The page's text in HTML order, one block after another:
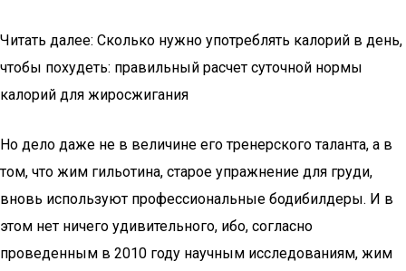
Читать далее: Сколько нужно употреблять калорий в день,
чтобы похудеть: правильный расчет суточной нормы
калорий для жиросжигания
Но дело даже не в величине его тренерского таланта, а в
том, что жим гильотина, старое упражнение для груди,
вновь используют профессиональные бодибилдеры. И в
этом нет ничего удивительного, ибо, согласно
проведенным в 2010 году научным исследованиям, жим